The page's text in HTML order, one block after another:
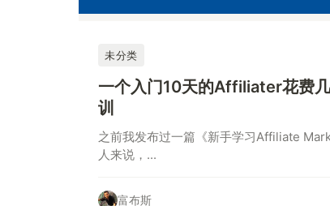
未分类
一个入门10天的Affiliater花费
训
之前我发布过一篇《新手学习Affiliate
人来说，...
富布斯